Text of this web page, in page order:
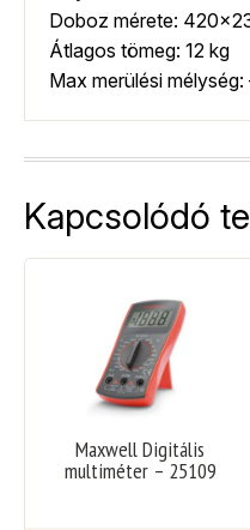
Doboz mérete:
Átlagos tömeg: 12 kg
Max merülési mélység:
Kapcsolódó
Maxwell Digitális
multiméter – 25109